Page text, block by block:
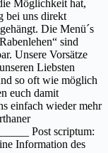
Möglichkeit hat,
bei uns direkt
Die Menü´s
sind
Unsere Vorsätze
Liebsten
so oft wie möglich
euch damit
einfach wieder mehr
Post scriptum:
Information des